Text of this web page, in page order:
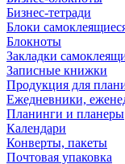
Бизнес-тетради
Блоки
Блокноты
Закладки
Записные книжки
Продукция для
Ежедневники,
Планинги и планеры
Календари
Конверты, пакеты
Почтовая упаковка